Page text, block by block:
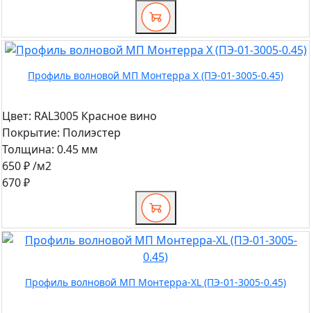
Профиль волновой МП Монтерра X (ПЭ-01-3005-0.45)
Цвет: RAL3005 Красное вино
Покрытие: Полиэстер
Толщина: 0.45 мм
650 ₽/м2
670 ₽
Профиль волновой МП Монтерра-XL (ПЭ-01-3005-0.45)